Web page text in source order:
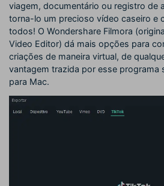
viagem, documentário ou registro de
torna-lo um precioso vídeo caseiro e
todos! O Wondershare Filmora
Video Editor) dá mais opções para
criações de maneira virtual, de
vantagem trazida por esse programa
para Mac.